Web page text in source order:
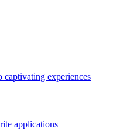
captivating experiences
applications